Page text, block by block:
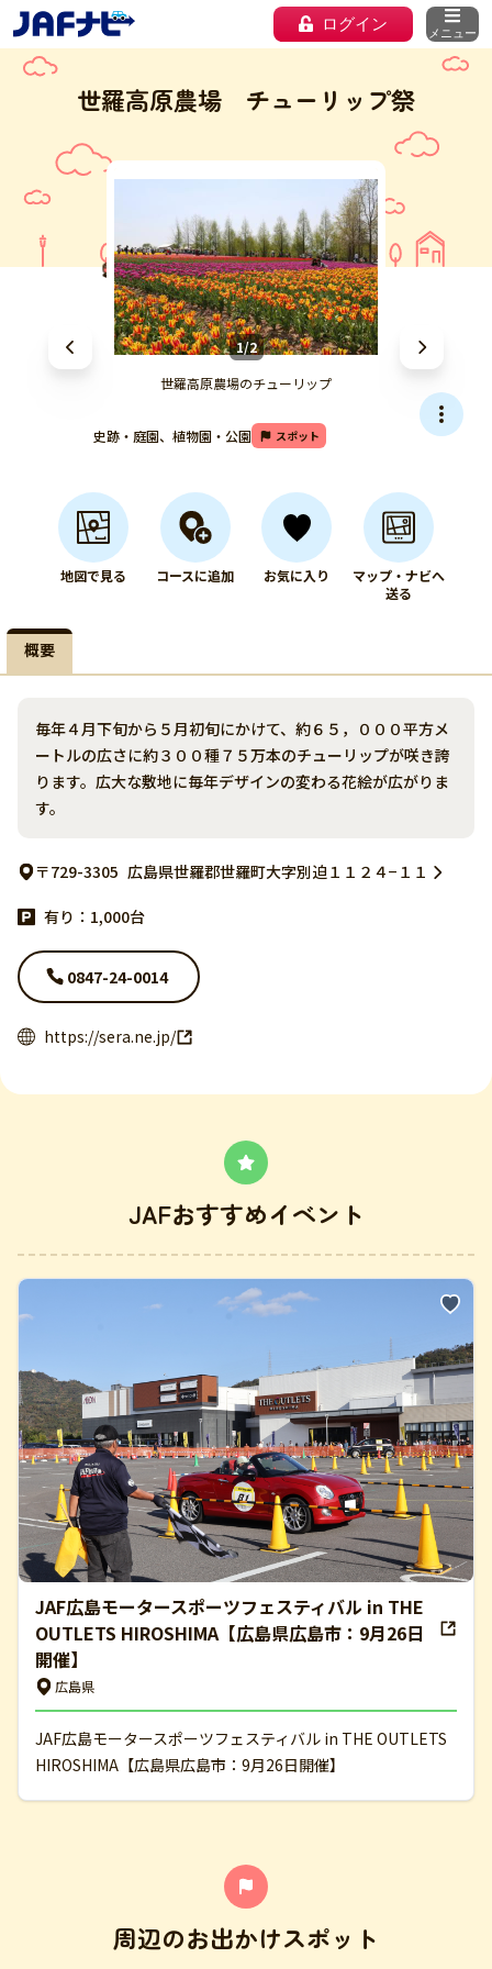
ログイン メニュー
世羅高原農場 チューリップ祭
1/2
世羅高原農場のチューリップ
史跡・庭園、植物園・公園 スポット
地図で見る コースに追加 お気に入り
マップ・ナビへ
送る
概要
毎年４月下旬から５月初旬にかけて、約６５，０００平方メ
ートルの広さに約３００種７５万本のチューリップが咲き誇
ります。広大な敷地に毎年デザインの変わる花絵が広がりま
す。
〒729-3305 広島県世羅郡世羅町大字別迫１１２４−１１
有り：1,000台
0847-24-0014
https://sera.ne.jp/
JAFおすすめイベント
JAF広島モータースポーツフェスティバル in THE
OUTLETS HIROSHIMA【広島県広島市：9月26日
開催】
広島県
JAF広島モータースポーツフェスティバル in THE OUTLETS
HIROSHIMA【広島県広島市：9月26日開催】
周辺のお出かけスポット